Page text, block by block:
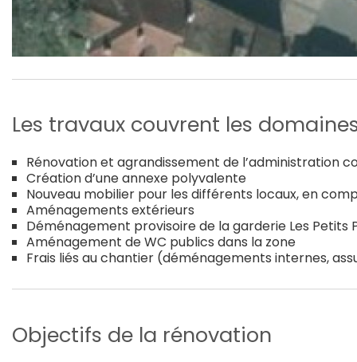
Les travaux couvrent les
Rénovation et agrandissement de l’administration
Création d’une annexe polyvalente
Nouveau mobilier pour les différents locaux, en
Aménagements extérieurs
Déménagement provisoire de la garderie Les Petits
Aménagement de WC publics dans la zone
Frais liés au chantier (déménagements internes,
Objectifs de la rénovation